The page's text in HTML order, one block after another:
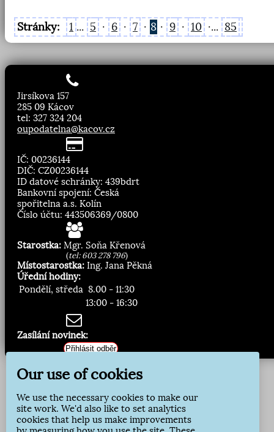
Stránky: 1 ... 5 · 6 · 7 · 8 · 9 · 10 ·... 85
Jirsíkova 157
285 09 Kácov
tel: 327 324 204
oupodatelna@kacov.cz
IČ: 00236144
DIČ: CZ00236144
ID datové schránky: 439bdrt
Bankovní spojení: Česká
spořitelna a.s. Kolín
Číslo účtu: 443506369/0800
Starostka: Mgr. Soňa Křenová
(tel: 603 278 796)
Místostarostka: Ing. Jana Pěkná
Úřední hodiny:
Pondělí, středa 8.00 - 11:30
13:00 - 16:30
Zasílání novinek:
Přihlásit odběr
Our use of cookies
We use the necessary cookies to make our
site work. We'd also like to set analytics
cookies that help us make improvements